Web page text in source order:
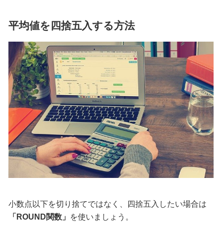
平均値を四捨五入する方法
小数点以下を切り捨てではなく、四捨五入したい場合は
「ROUND関数」
を使いましょう。